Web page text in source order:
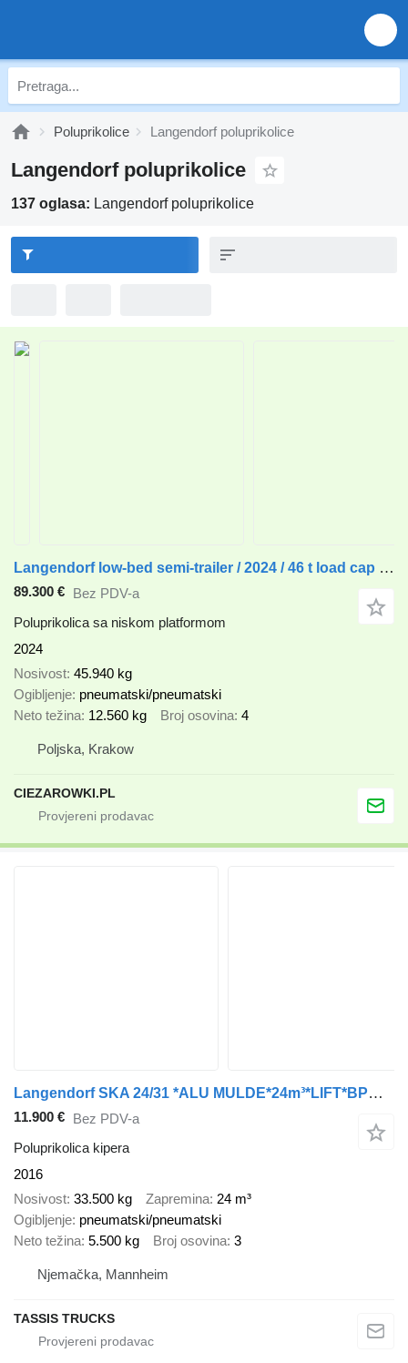
Poluprikolice Langendorf poluprikolice
Langendorf poluprikolice
137 oglasa: Langendorf poluprikolice
Langendorf low-bed semi-trailer / 2024 / 46 t load cap / 2 units
89.300 € Bez PDV-a
Poluprikolica sa niskom platformom
2024
Nosivost 45.940 kg
Ogibljenje pneumatski/pneumatski
Neto težina 12.560 kg Broj osovina 4
Poljska, Krakow
CIEZAROWKI.PL
Langendorf SKA 24/31 *ALU MULDE*24m³*LIFT*BPW*Trommelbremse
11.900 € Bez PDV-a
Poluprikolica kipera
2016
Nosivost 33.500 kg Zapremina 24 m³
Ogibljenje pneumatski/pneumatski
Neto težina 5.500 kg Broj osovina 3
Njemačka, Mannheim
TASSIS TRUCKS